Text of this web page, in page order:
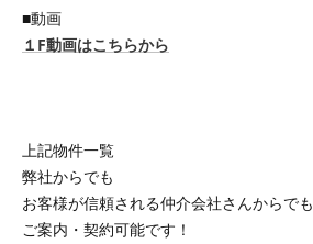
■動画
１F動画はこちらから
上記物件一覧
弊社からでも
お客様が信頼される仲介会社さんからでも
ご案内・契約可能です！